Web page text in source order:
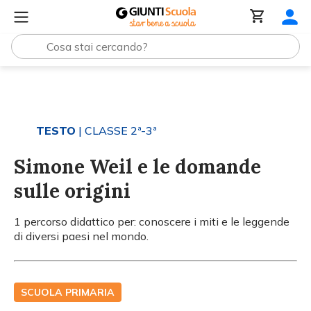
TESTO | CLASSE 2ª-3ª
Simone Weil e le domande
sulle origini
1 percorso didattico per: conoscere i miti e le leggende
di diversi paesi nel mondo.
SCUOLA PRIMARIA